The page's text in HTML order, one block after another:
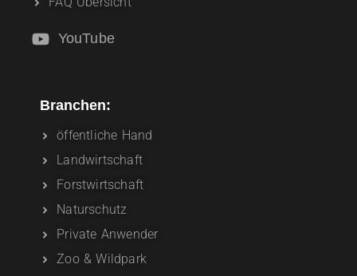
YouTube
Branchen:
öffentliche Hand
Landwirtschaft
Forstwirtschaft
Naturschutz
Private Anwender
Zoo & Wildpark